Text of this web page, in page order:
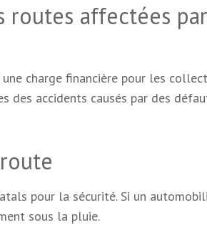
routes affectées
charge financière pour les
des accidents causés par des
pour la sécurité. Si un
sous la pluie.